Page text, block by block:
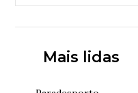
Mais lidas